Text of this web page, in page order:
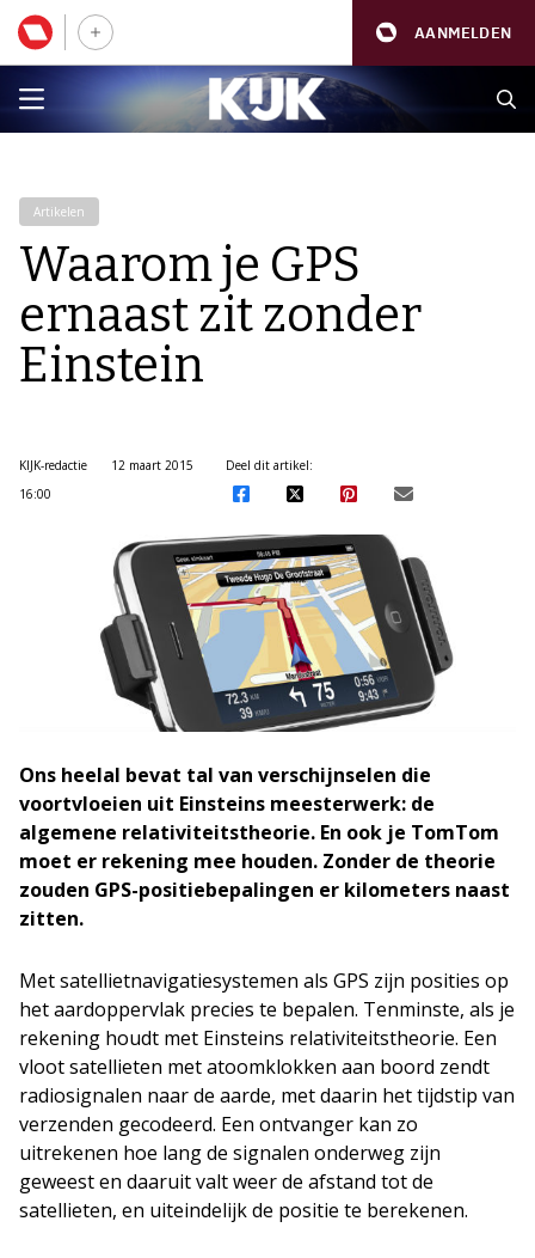
AANMELDEN
Artikelen
Waarom je GPS
ernaast zit zonder
Einstein
KIJK-redactie
12 maart 2015
16:00
Deel dit artikel:
Ons heelal bevat tal van verschijnselen die
voortvloeien uit Einsteins meesterwerk: de
algemene relativiteitstheorie. En ook je TomTom
moet er rekening mee houden. Zonder de theorie
zouden GPS-positiebepalingen er kilometers naast
zitten.
Met satellietnavigatiesystemen als GPS zijn posities op
het aardoppervlak precies te bepalen. Tenminste, als je
rekening houdt met Einsteins relativiteitstheorie. Een
vloot satellieten met atoomklokken aan boord zendt
radiosignalen naar de aarde, met daarin het tijdstip van
verzenden gecodeerd. Een ontvanger kan zo
uitrekenen hoe lang de signalen onderweg zijn
geweest en daaruit valt weer de afstand tot de
satellieten, en uiteindelijk de positie te berekenen.